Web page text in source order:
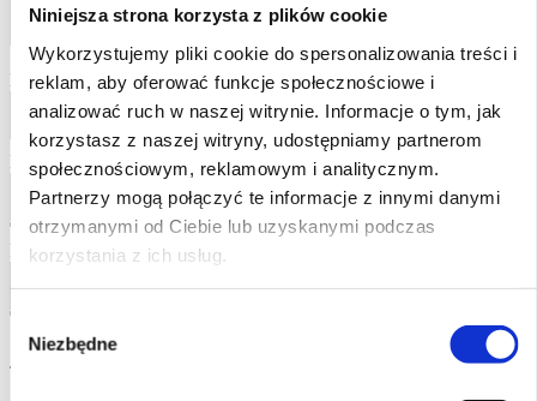
Niniejsza strona korzysta z plików cookie
Wykorzystujemy pliki cookie do spersonalizowania treści i
reklam, aby oferować funkcje społecznościowe i
analizować ruch w naszej witrynie. Informacje o tym, jak
korzystasz z naszej witryny, udostępniamy partnerom
społecznościowym, reklamowym i analitycznym.
Partnerzy mogą połączyć te informacje z innymi danymi
otrzymanymi od Ciebie lub uzyskanymi podczas
korzystania z ich usług.
Wybór
zgody
Niezbędne
Kod pocztowy:*
Email:* Nieprawidłowy adres e-mail
Hasło:* Nieprawidłowe Hasło
Potwierdzenie hasła:* Potwierdzenie hasła nie zgadza się
Siła hasła Hasło musi być "Silne" lub silniejsze
Typ klienta: